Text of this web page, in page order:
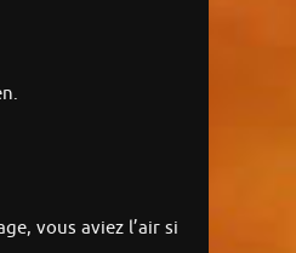
vous aviez l’air si